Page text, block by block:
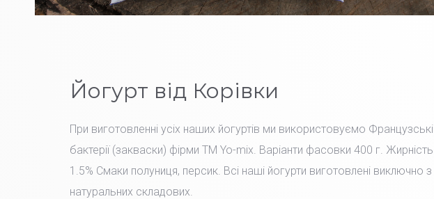
Йогурт від Корівки
При виготовленні усіх наших йогуртів ми використовуємо Французські
бактерії (закваски) фірми TM Yo-mix. Варіанти фасовки 400 г. Жирність
1.5% Смаки полуниця, персик. Всі наші йогурти виготовлені виключно з
натуральних складових.